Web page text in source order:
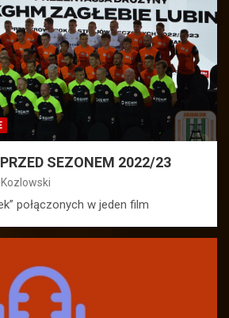
SEZONEM 2022/23
połączonych w jeden film